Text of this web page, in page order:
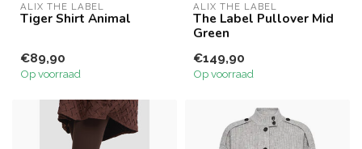
ALIX THE LABEL
Tiger Shirt Animal
€89,90
Op voorraad
ALIX THE LABEL
The Label Pullover Mid
Green
€149,90
Op voorraad